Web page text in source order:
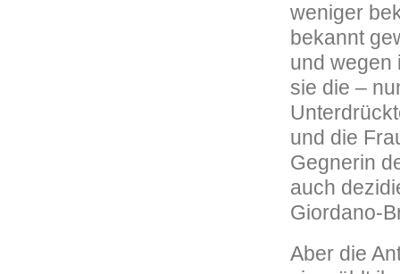
weniger
bekannt
und wegen
sie die –
und die
Gegnerin
auch
Giordano-
Aber die